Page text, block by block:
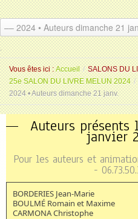
.
.
Vous êtes ici : Accueil / SALONS DU
25e SALON DU LIVRE MELUN 2024 /
2024 • Auteurs dimanche 21 janv.
Auteurs présents
janvier
Pour les auteurs et
-
BORDERIES Jean-Marie
BOULMÉ Romain et Maxime
CARMONA Christophe